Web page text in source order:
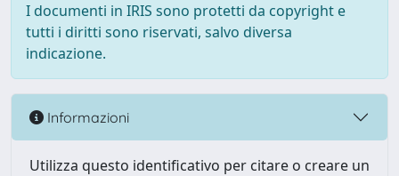
I documenti in IRIS sono protetti da copyright e
tutti i diritti sono riservati, salvo diversa
indicazione.
Informazioni
Utilizza questo identificativo per citare o creare un